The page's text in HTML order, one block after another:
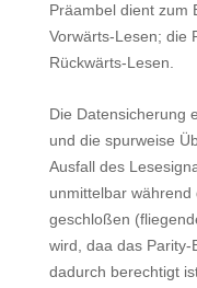
Präambel dient zum
Vorwärts-Lesen; die
Rückwärts-Lesen.
Die Datensicherung
und die spurweise
Ausfall des
unmittelbar
geschloßen
wird, daa das Parity-
dadurch berechtigt